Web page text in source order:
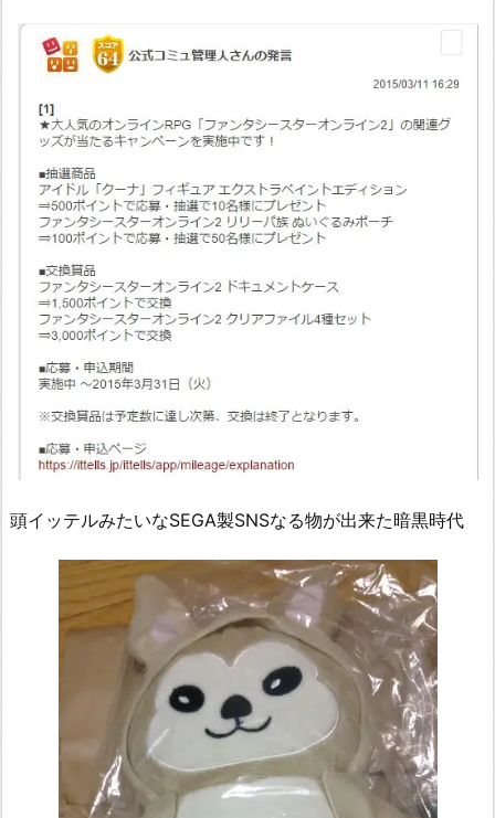
頭イッテルみたいなSEGA製SNSなる物が出来た暗黒時代